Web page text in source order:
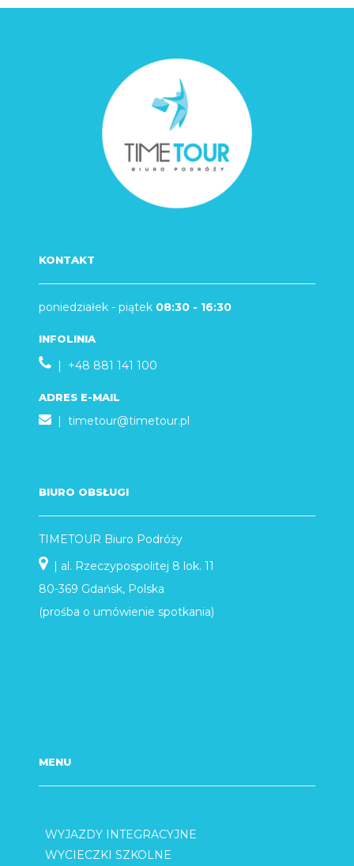
KONTAKT
poniedziałek - piątek 08:30 - 16:30
INFOLINIA
| +48 881 141 100
ADRES E-MAIL
| timetour@timetour.pl
BIURO OBSŁUGI
TIMETOUR Biuro Podróży
| al. Rzeczypospolitej 8 lok. 11
80-369 Gdańsk, Polska
(prośba o umówienie spotkania)
MENU
WYJAZDY INTEGRACYJNE
WYCIECZKI SZKOLNE